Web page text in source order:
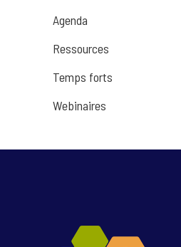
Agenda
Ressources
Temps forts
Webinaires